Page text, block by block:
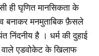
ही घृणित मानसिकता के
बनाकर मनमुताबिक फ़ैसले
निंदनीय है । धर्म की दुहाई
एडवोकेट के खिलाफ